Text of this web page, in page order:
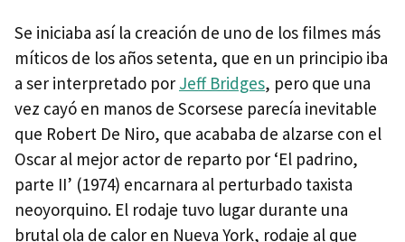
Se iniciaba así la creación de uno de los filmes más
míticos de los años setenta, que en un principio iba
a ser interpretado por Jeff Bridges, pero que una
vez cayó en manos de Scorsese parecía inevitable
que Robert De Niro, que acababa de alzarse con el
Oscar al mejor actor de reparto por ‘El padrino,
parte II’ (1974) encarnara al perturbado taxista
neoyorquino. El rodaje tuvo lugar durante una
brutal ola de calor en Nueva York, rodaje al que